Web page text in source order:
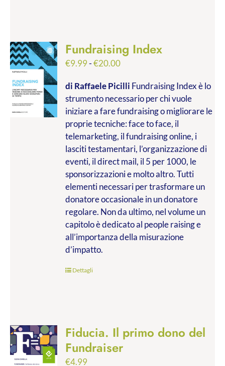
Fundraising Index
€9.99-€20.00Fascia
prezzo:
da
€9.99
a
€20.00
di Raffaele Picilli Fundraising Index è lo
strumento necessario per chi vuole
iniziare a fare fundraising o migliorare le
proprie tecniche: face to face, il
telemarketing, il fundraising online, i
lasciti testamentari, l’organizzazione di
eventi, il direct mail, il 5 per 1000, le
sponsorizzazioni e molto altro. Tutti
elementi necessari per trasformare un
donatore occasionale in un donatore
regolare. Non da ultimo, nel volume un
capitolo è dedicato al people raising e
all’importanza della misurazione
d’impatto.
Dettagli
Fiducia. Il primo dono del
Fundraiser
€4.99